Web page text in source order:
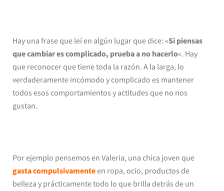
Hay una frase que leí en algún lugar que dice: «Si piensas
que cambiar es complicado, prueba a no hacerlo«. Hay
que reconocer que tiene toda la razón. A la larga, lo
verdaderamente incómodo y complicado es mantener
todos esos comportamientos y actitudes que no nos
gustan.
Por ejemplo pensemos en Valeria, una chica joven que
gasta compulsivamenteen ropa, ocio, productos de
belleza y prácticamente todo lo que brilla detrás de un